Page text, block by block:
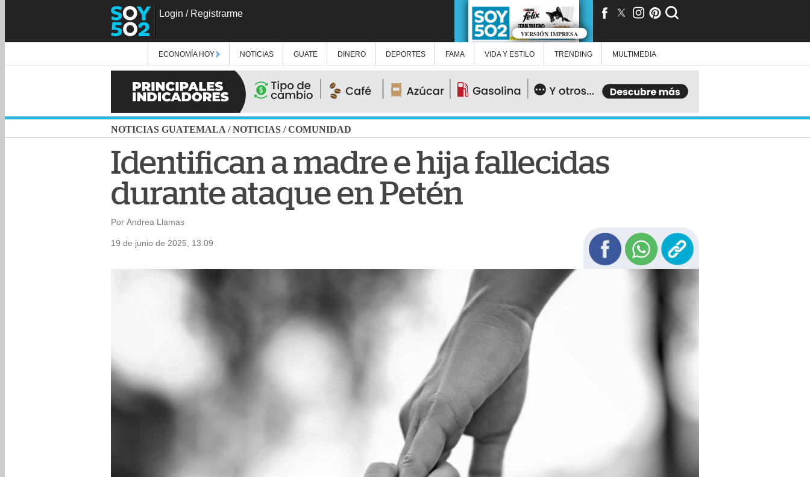
Login / Registrarme
VERSIÓN IMPRESA
ECONOMÍA HOY NOTICIAS GUATE DINERO DEPORTES FAMA VIDA Y ESTILO TRENDING MULTIMEDIA
NOTICIAS GUATEMALA /NOTICIAS /COMUNIDAD
Identifican a madre e hija fallecidas
durante ataque en Petén
Por Andrea Llamas
19 de junio de 2025, 13:09